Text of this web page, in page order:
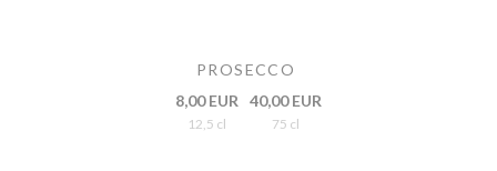
PROSECCO
8,00 EUR
12,5 cl
40,00 EUR
75 cl